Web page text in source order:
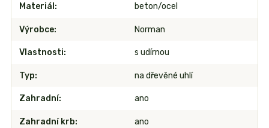
Materiál beton/ocel
Výrobce Norman
Vlastnosti s udírnou
Typ na dřevěné uhlí
Zahradní ano
Zahradní krb ano